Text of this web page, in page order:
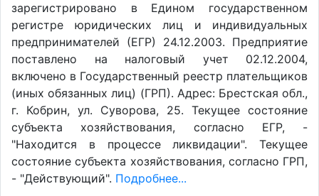
зарегистрировано в Едином государственном
регистре юридических лиц и индивидуальных
предпринимателей (ЕГР) 24.12.2003. Предприятие
поставлено на налоговый учет 02.12.2004,
включено в Государственный реестр плательщиков
(иных обязанных лиц) (ГРП). Адрес: Брестская обл.,
г. Кобрин, ул. Суворова, 25. Текущее состояние
субъекта хозяйствования, согласно ЕГР, -
"Находится в процессе ликвидации". Текущее
состояние субъекта хозяйствования, согласно ГРП,
- "Действующий". Подробнее...